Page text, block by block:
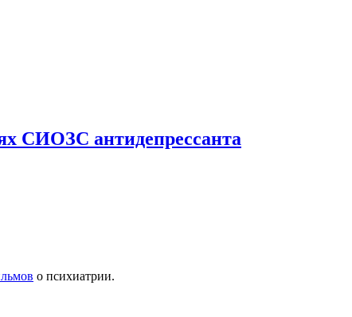
СИОЗС антидепрессанта
о психиатрии.